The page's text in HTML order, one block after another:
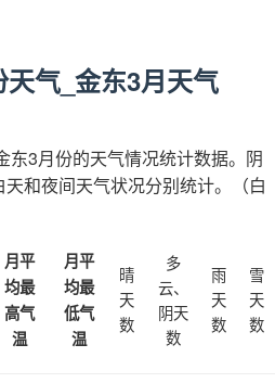
气_金东3月天气
东3月份的天气情况统计数据。阴
和夜间天气状况分别统计。（白
月平
均最
高气
温
月平
均最
低气
温
晴
天
数
多
云、
阴天
数
雨
天
数
雪
天
数